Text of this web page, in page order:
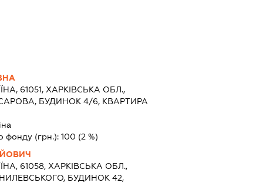
61051, ХАРКІВСЬКА ОБЛ.,
БУДИНОК 4/6, КВАРТИРА
фонду (грн.):100 (2 %)
61058, ХАРКІВСЬКА ОБЛ.,
БУДИНОК 42,